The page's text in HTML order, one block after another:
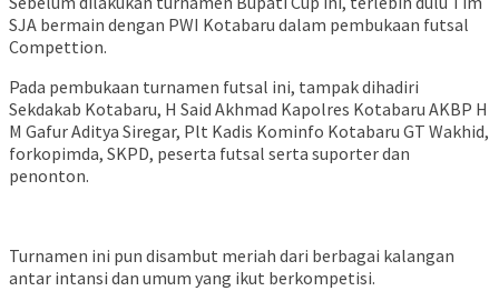
SJA bermain dengan PWI Kotabaru dalam pembukaan futsal
Compettion.
Pada pembukaan turnamen futsal ini, tampak dihadiri
Sekdakab Kotabaru, H Said Akhmad Kapolres Kotabaru AKBP H
M Gafur Aditya Siregar, Plt Kadis Kominfo Kotabaru GT Wakhid,
forkopimda, SKPD, peserta futsal serta suporter dan
penonton.
Turnamen ini pun disambut meriah dari berbagai kalangan
antar intansi dan umum yang ikut berkompetisi.